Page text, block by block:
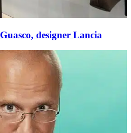
designer Lancia